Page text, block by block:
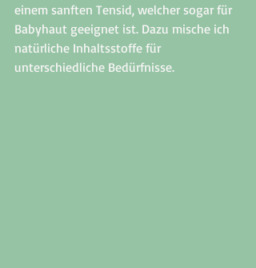
einem sanften Tensid, welcher sogar für
Babyhaut geeignet ist. Dazu mische ich
natürliche Inhaltsstoffe für
unterschiedliche Bedürfnisse.